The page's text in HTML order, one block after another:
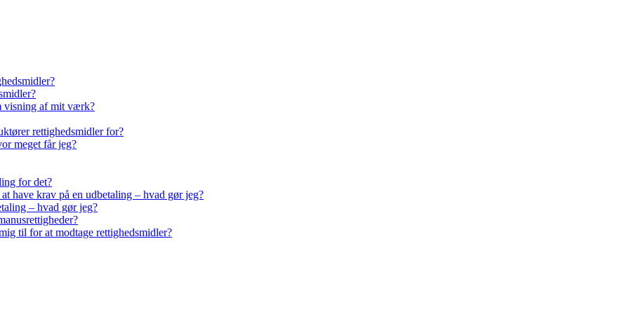
visning af mit værk?
rettighedsmidler for?
meget får jeg?
for det?
have krav på en udbetaling – hvad gør jeg?
– hvad gør jeg?
til for at modtage rettighedsmidler?